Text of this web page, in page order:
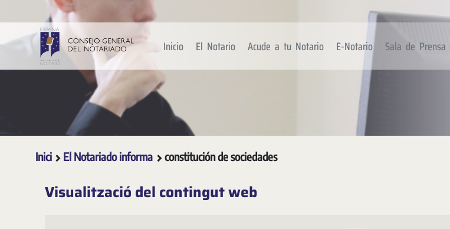
Salta al contingut principal
Inicio El Notario Acude a tu Notario E-Notario Sala de Prensa
Inici El Notariado informa constitución de sociedades
Visualització del contingut web